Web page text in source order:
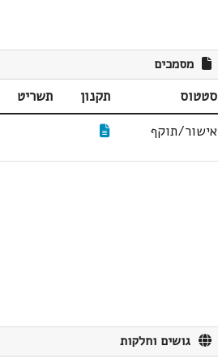
מסמכים
סטטוס תקנון תשריט
אישור/תוקף
גושים וחלקות